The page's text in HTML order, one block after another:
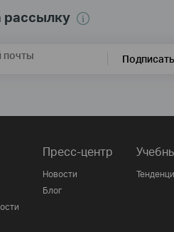
рассылку
почты
Пресс-центр
Новости
Блог